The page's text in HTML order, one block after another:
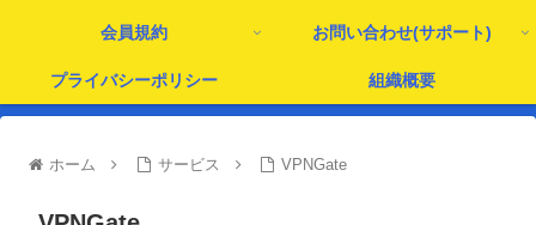
会員規約 お問い合わせ(サポート)
プライバシーポリシー 組織概要
ホーム サービス VPNGate